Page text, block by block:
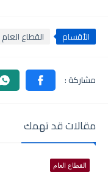
الأقسام القطاع العام
مقالات قد تهمك
القطاع العام